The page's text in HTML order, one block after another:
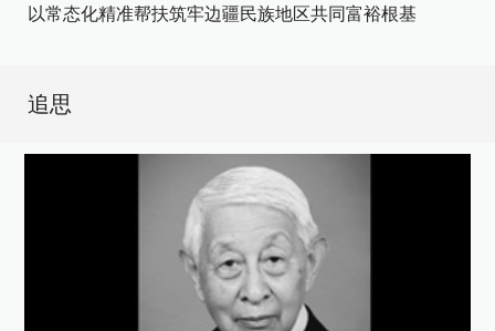
以常态化精准帮扶筑牢边疆民族地区共同富裕根基
追思